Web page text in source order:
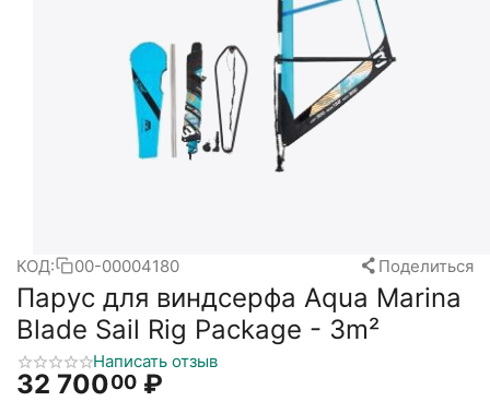
КОД: 00-00004180 Поделиться
Парус для виндсерфа Aqua Marina
Blade Sail Rig Package - 3m²
Написать отзыв
32 70000 ₽